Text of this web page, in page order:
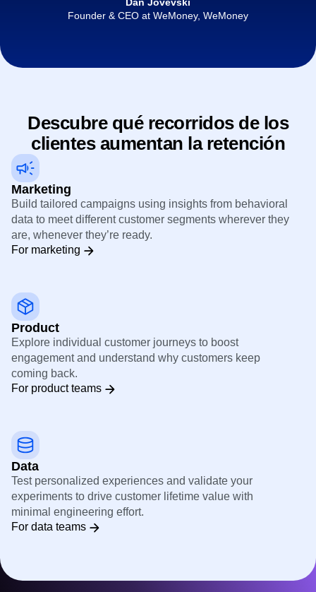
Descubre qué recorridos de los
clientes aumentan la retención
Marketing
Build tailored campaigns using insights from behavioral
data to meet different customer segments wherever they
Product
Explore individual customer journeys to boost
engagement and understand why customers keep
Data
Test personalized experiences and validate your
experiments to drive customer lifetime value with